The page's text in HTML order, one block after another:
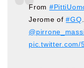
From
Jerome of#GQ
pic.twitter.com/